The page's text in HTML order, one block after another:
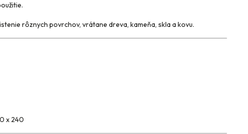
rôznych povrchov, vrátane dreva, kameňa, skla a kovu.
x 240